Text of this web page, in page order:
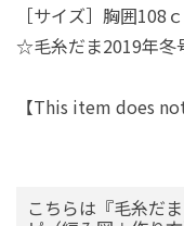
［サイズ］胸囲108
☆毛糸だま2019年
【This item does
こちらは『毛糸だ